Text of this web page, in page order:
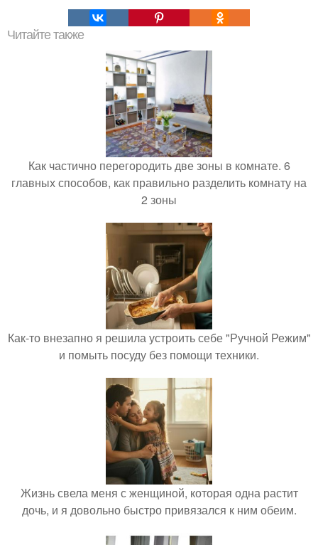
Читайте также
Как частично перегородить две зоны в комнате. 6
главных способов, как правильно разделить комнату на
2 зоны
Как-то внезапно я решила устроить себе "Ручной Режим"
и помыть посуду без помощи техники.
Жизнь свела меня с женщиной, которая одна растит
дочь, и я довольно быстро привязался к ним обеим.